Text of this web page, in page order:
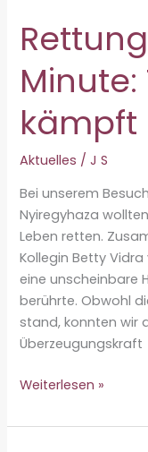
kämpft
Aktuelles /J S
Bei unserem
Nyiregyhaza
Leben retten.
Kollegin Betty
eine unscheinbare
berührte. Obwohl
stand, konnten wir
Überzeugungskraft
Rettung
letzter
Weiterlesen »